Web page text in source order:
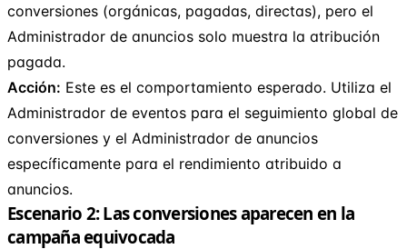
conversiones (orgánicas, pagadas, directas), pero el
Administrador de anuncios solo muestra la atribución
pagada.
Acción: Este es el comportamiento esperado. Utiliza el
Administrador de eventos para el seguimiento global de
conversiones y el Administrador de anuncios
específicamente para el rendimiento atribuido a
anuncios.
Escenario 2: Las conversiones aparecen en la
campaña equivocada